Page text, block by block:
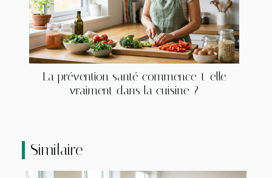
La prévention santé commence-t-elle
vraiment dans la cuisine ?
Similaire